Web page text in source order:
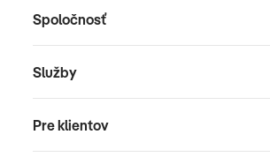
Spoločnosť
Služby
Pre klientov